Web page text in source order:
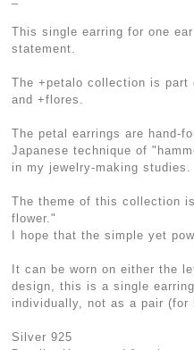
This single earring for one
statement.
The +petalo collection is
and +flores.
The petal earrings are hand-
Japanese technique of
in my jewelry-making studies.
The theme of this collection
flower."
I hope that the simple yet
It can be worn on either the
design, this is a single
individually, not as a pair (for
Silver 925